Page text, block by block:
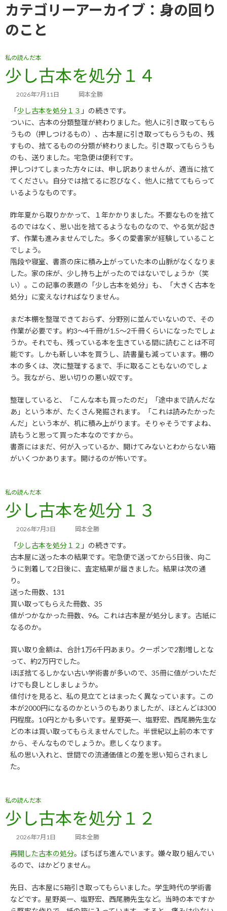
ン
ン
へ
キ
ビ
ー
ョ
に
カテゴリーアーカイブ：身の回り
のこと
私の読んだ本
少し古本を処分１４
2026年7月11日 岡本全勝
「少し古本を処分１３ 」の続きです。
ついに、古本の分類整理が終わりました。他人に引き取ってもら
うもの（押しつけるもの）、古本屋に引き取ってもらうもの、残
すもの、捨てるものの分類が終わりました。引き取ってもらうも
のも、送りました。宅急便は便利です。
押しつけてしまった方々には、申し訳ありませんが、適当に捨て
てください。自分では捨てるに忍びなく、他人に捨ててもらって
いるようなものです。
昨年夏から取りかかって、１年かかりました。不要なものを捨て
るのではなく、思い出を捨てるようなものなので、やる気が起き
ず、作業も進みませんでした。多くの愛書家が経験していること
でしょう。
階段や寝室、書斎の床に積み上がっていた本の山脈がなくなりま
した。家の床が、少し持ち上がったのではないでしょうか（笑
い）。この記事の表題の「少し古本を処分」も、「大きく古本を
処分」に変えなければなりません。
まだ本棚を整理できておらず、分野別に並んでいないので、その
作業が必要です。約3～4千冊が1.5～2千冊くらいになったでしょ
うか。それでも、残っている本を生きている間に読むことは不可
能です。しかも新しい本を買うし、読書量も減っています。棚の
本の多くは、次に整理するまで、手に取ることもないのでしょ
う。我ながら、思い切りの悪い奴です。
整理していると、「こんな本も買ったのだ」「途中まで読んだな
あ」という本が、たくさん発掘されます。「これは読みたかった
んだ」という本が、机に積み上がります。そりゃそうですよね、
読もうと思って買った本なのですから。
書斎にはまだ、何が入っているか、開けてみないとわからない箱
がいくつかあります。開けるのが怖いです。
私の読んだ本
少し古本を処分１３
2026年7月3日 岡本全勝
「少し古本を処分１２ 」の続きです。
古本屋に送った本の結果です。宅急便で送ってから5日後、向こ
うに到着して2日後に、査定結果が届きました。結果は次の通
り。
送った冊数、131
買い取ってもらえた冊数、35
値がつかなかった冊数、96。これは古本屋が処分します。古紙に
なるのか。
買い取り金額は、合計1万6千円あまり。クーポンで2割増しとな
って、約2万円でした。
ほぼ捨てるしかない古い学術書が多いので、35冊に値がついただ
けでも良しとしましょうか。
値付けを見ると、私の見立てとはまったく異なっています。この
本が2000円になるのかというのもありましたが、ほとんどは300
円程度。10円とかも多いです。星野英一、塩野宏、西尾勝先生な
どの本は買い取ってもらえませんでした。半世紀以上前の本です
から、そんなものでしょうか。悲しくなります。
私の思い入れと、世間での流通価値との差を思い知らされまし
た。
私の読んだ本
少し古本を処分１２
2026年7月1日 岡本全勝
再開した古本の処分。ぼちぼち進んでいます。嫌々取り組んでい
るので、はかどりません。
先日、古本屋に5箱引き取ってもらいました。学生時代の学術書
などです。星野英一、塩野宏、西尾勝先生など。当時の本ですか